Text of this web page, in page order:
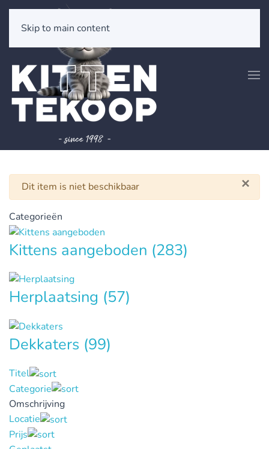
Skip to main content
×
Waarschuwing
Dit item is niet beschikbaar
Categorieën
Kittens aangeboden (283)
Herplaatsing (57)
Dekkaters (99)
Titel
Categorie
Omschrijving
Locatie
Prijs